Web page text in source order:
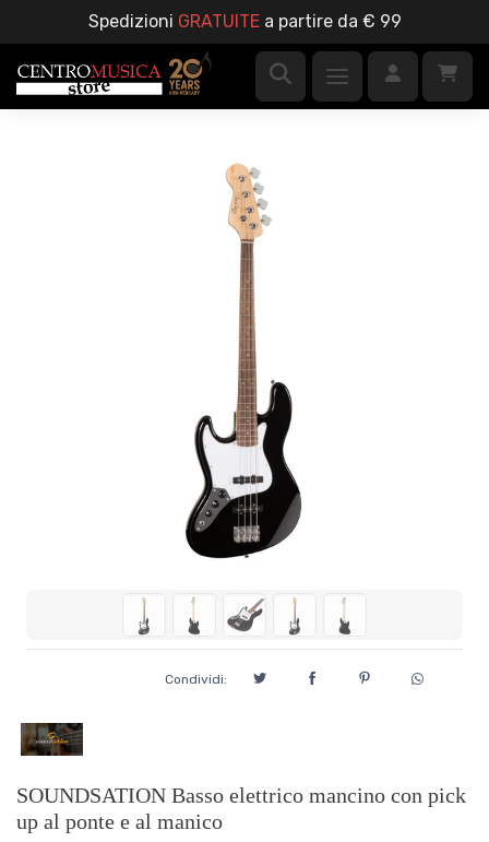
Spedizioni GRATUITEa partire da € 99
Condividi:
SOUNDSATION Basso elettrico mancino con pick
up al ponte e al manico